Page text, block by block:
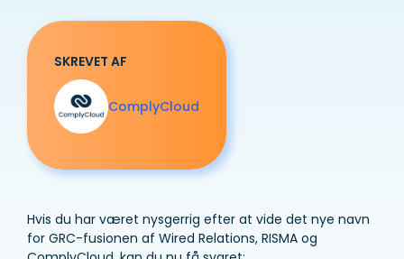
SKREVET AF
ComplyCloud
Hvis du har været nysgerrig efter at vide det nye navn
for GRC-fusionen af Wired Relations, RISMA og